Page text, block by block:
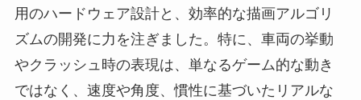
用のハードウェア設計と、効率的な描画アルゴリ
ズムの開発に力を注ぎました。特に、車両の挙動
やクラッシュ時の表現は、単なるゲーム的な動き
ではなく、速度や角度、慣性に基づいたリアルな